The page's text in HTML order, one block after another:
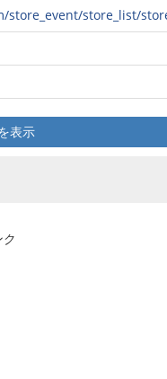
store_event/store_list/
表示